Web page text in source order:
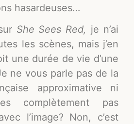
hasardeuses…
She Sees Red, je n’ai
les scènes, mais j’en
une durée de vie d’une
ne vous parle pas de la
approximative ni
complètement pas
l’image? Non, c’est